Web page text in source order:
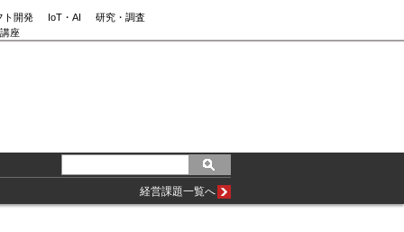
ト開発 IoT・AI
研究・調査
座
経営課題一覧へ